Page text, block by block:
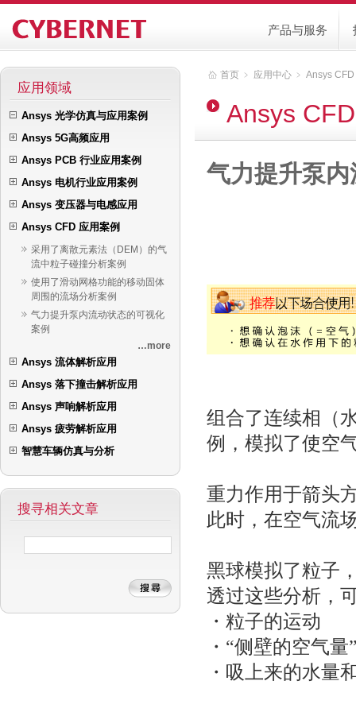
产品与服务
应用领域
Ansys 光学仿真与应用案例
Ansys 5G高频应用
Ansys PCB 行业应用案例
Ansys 电机行业应用案例
Ansys 变压器与电感应用
Ansys CFD 应用案例
采用了离散元素法（DEM）的气
流中粒子碰撞分析案例
使用了滑动网格功能的移动固体
周围的流场分析案例
气力提升泵内流动状态的可视化
案例
…more
Ansys 流体解析应用
Ansys 落下撞击解析应用
Ansys 声响解析应用
Ansys 疲劳解析应用
智慧车辆仿真与分析
搜寻相关文章
首页 ﹥ 应用中心 ﹥ Ansys
Ansys
气力提升泵
组合了连续相（
例，模拟了使空
重力作用于箭头
此时，在空气流
黑球模拟了粒子
透过这些分析，
・粒子的运动
・“侧壁的空气
・吸上来的水量